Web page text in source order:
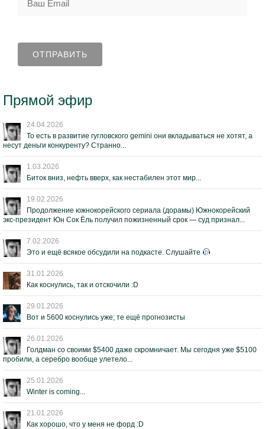
Прямой эфир
24.04.2026
То есть в развитие гугловского gemini они вкладываться не хотят, а
несут деньги конкуренту? Странно...
1.03.2026
Биток вниз, нефть вверх, как нестабилен этот мир...
19.02.2026
Продолжение южнокорейского сериала (дорамы) Южнокорейский
экс-президент Юн Сок Ёль получил пожизненный срок — суд признал...
7.02.2026
Это и ещё всякое обсудили на подкасте. Слушайте
31.01.2026
Как коснулись, так и отскочили :D
29.01.2026
Вот и 5600 коснулись уже; те ещё прогнозисты
26.01.2026
Голдман со своими $5400 даже скромничает. Мы сегодня уже $5100
пробили, а серебро вообще улетело...
25.01.2026
Winter is coming...
21.01.2026
Как хорошо, что у меня не форд :D